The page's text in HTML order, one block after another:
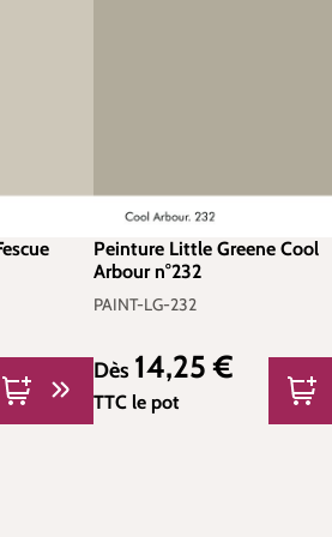
Peinture Little Greene Cool
Arbour n°232
PAINT-LG-232
Prix régulier :
Dès 14,25 €
TTC le pot